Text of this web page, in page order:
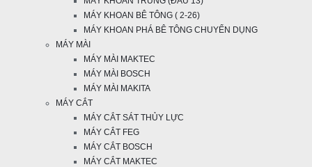
MÁY KHOAN BÊ TÔNG ( 2-26)
MÁY KHOAN PHÁ BÊ TÔNG CHUYỂN DỤNG
MÁY MÀI
MÁY MÀI MAKTEC
MÁY MÀI BOSCH
MÁY MÀI MAKITA
MÁY CẮT
MÁY CẮT SÁT THỦY LỰC
MÁY CẮT FEG
MÁY CẮT BOSCH
MÁY CẮT MAKTEC